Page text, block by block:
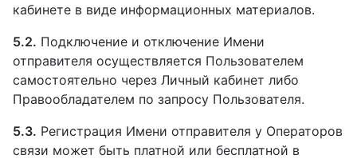
кабинете в виде информационных материалов.
5.2. Подключение и отключение Имени
отправителя осуществляется Пользователем
самостоятельно через Личный кабинет либо
Правообладателем по запросу Пользователя.
5.3. Регистрация Имени отправителя у Операторов
связи может быть платной или бесплатной в